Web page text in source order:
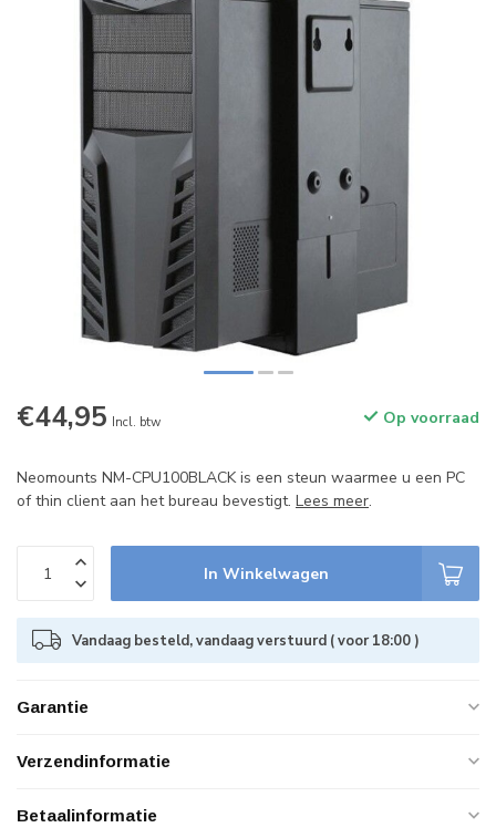
€44,95 Incl. btw Op voorraad
Neomounts NM-CPU100BLACK is een steun waarmee u een PC
of thin client aan het bureau bevestigt. Lees meer.
In Winkelwagen
Vandaag besteld, vandaag verstuurd ( voor 18:00 )
Garantie
Verzendinformatie
Betaalinformatie